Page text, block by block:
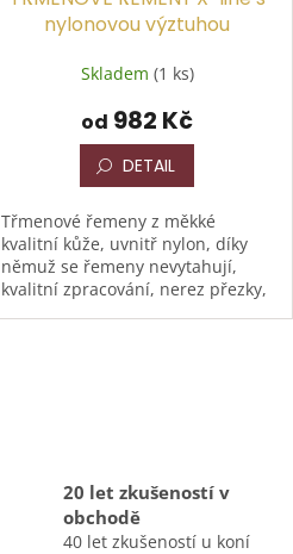
nylonovou výztuhou
Skladem (1 ks)
od 982 Kč
DETAIL
Třmenové řemeny z měkké
kvalitní kůže, uvnitř nylon, díky
němuž se řemeny nevytahují,
kvalitní zpracování, nerez přezky,
a
c
í
20 let zkušeností v
obchodě
40 let zkušeností u koní